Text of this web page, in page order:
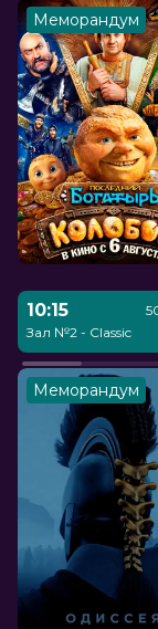
Меморандум
10:15
Зал №2 - Classic
Меморандум